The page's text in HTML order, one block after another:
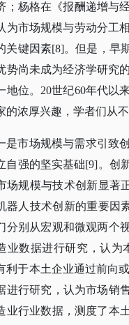
；杨格在《报酬递增与
为市场规模与劳动分工
关键因素[8]。但是，早
势尚未成为经济学研究
地位。20世纪60年代以
的浓厚兴趣，学者们从
是市场规模与需求引致
自强的坚实基础[9]。创
场规模与技术创新显著
器人技术创新的重要因
分别从宏观和微观两个
业数据进行研究，认为
利于本土企业通过前向
进行研究，认为市场销
业行业数据，测度了本